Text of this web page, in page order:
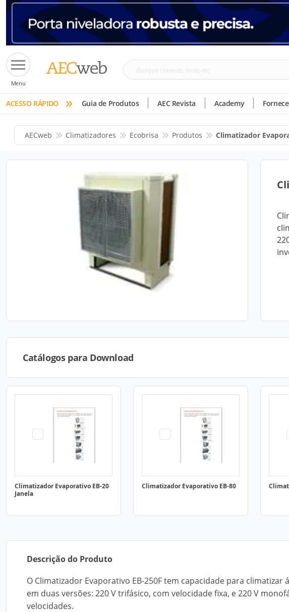
Menu
Busque
tinta,
etc
ACESSO RÁPIDO » Guia de Produtos AEC Revista Academy
AECweb Climatizadores Ecobrisa Produtos Climatizador
Catálogos para Download
Climatizador Evaporativo EB-20
Janela
Climatizador Evaporativo EB-80
Descrição do Produto
O Climatizador Evaporativo EB-250F tem capacidade para climatizar
em duas versões: 220 V trifásico, com velocidade fixa, e 220 V
velocidades.